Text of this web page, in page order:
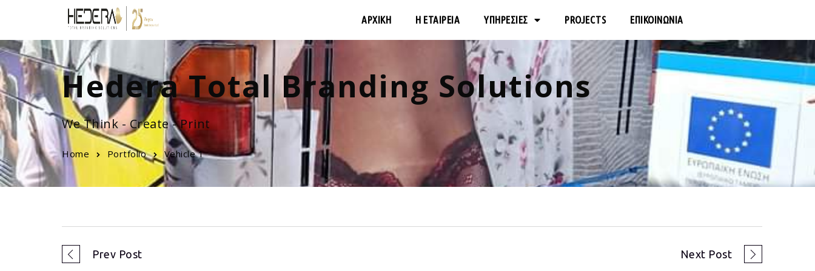
ΑΡΧΙΚΗ Η ΕΤΑΙΡΕΙΑ ΥΠΗΡΕΣΙΕΣ PROJECTS ΕΠΙΚΟΙΝΩΝΙΑ
Hedera Total Branding Solutions
We Think - Create - Print
Home Portfolio Vehicle 1
Prev Post Next Post